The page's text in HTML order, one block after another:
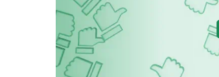
Clínicas de
Rehabilitación
Cocinas Integrales